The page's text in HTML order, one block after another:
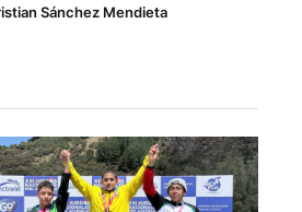
Sánchez Mendieta